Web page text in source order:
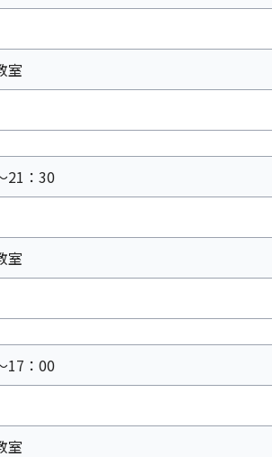
室
21：30
室
17：00
室